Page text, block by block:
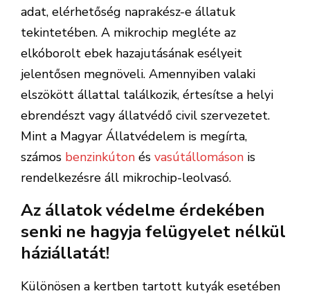
adat, elérhetőség naprakész-e állatuk
tekintetében. A mikrochip megléte az
elkóborolt ebek hazajutásának esélyeit
jelentősen megnöveli. Amennyiben valaki
elszökött állattal találkozik, értesítse a helyi
ebrendészt vagy állatvédő civil szervezetet.
Mint a Magyar Állatvédelem is megírta,
számos benzinkúton és vasútállomáson is
rendelkezésre áll mikrochip-leolvasó.
Az állatok védelme érdekében
senki ne hagyja felügyelet nélkül
háziállatát!
Különösen a kertben tartott kutyák esetében